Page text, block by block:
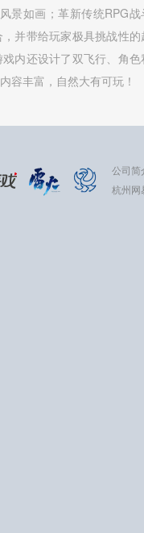
景如画；革新传统RPG战
并带给玩家极具挑战性的
内还设计了双飞行、角色
容丰富，自然大有可玩！
公司简
杭州